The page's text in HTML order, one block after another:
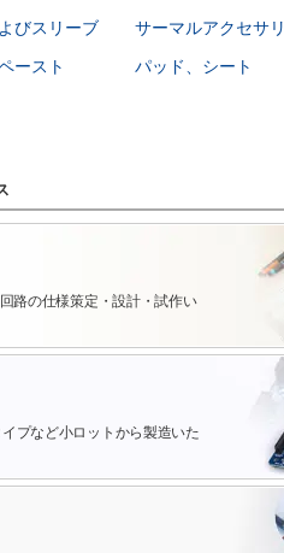
びスリーブ
サーマルアクセサリ
ースト
パッド、シート
路の仕様策定・設計・試作い
プなど小ロットから製造いた